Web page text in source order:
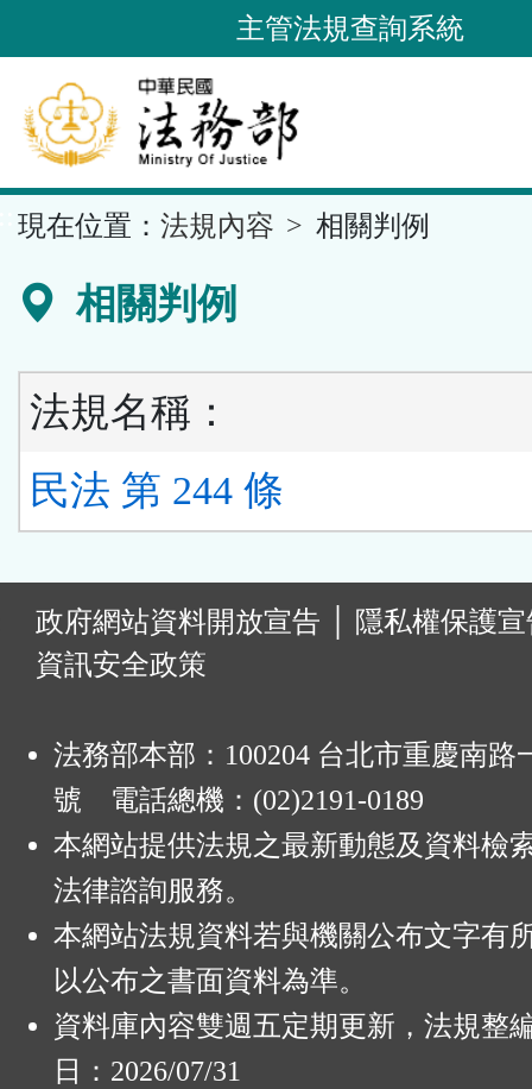
到
要
內
容
區
主管法規查詢系統
現在位置： 法規內容 相關判例
相關判例
法規名稱：
民法 第 244 條
政府網站資料開放宣告
隱私權保護
資訊安全政策
法務部本部：100204 台北市重慶南路
號 電話總機：(02)2191-0189
本網站提供法規之最新動態及資料檢
法律諮詢服務。
本網站法規資料若與機關公布文字有
以公布之書面資料為準。
資料庫內容雙週五定期更新，法規整
日：2026/07/31